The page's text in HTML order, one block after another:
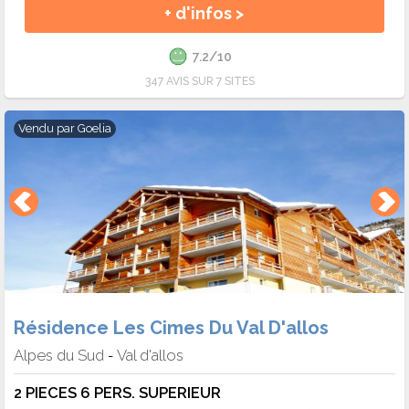
de vacances au ski à Val d’Allos ?
Dedécembreà avril, les conditions de ski sont idéales. Le
soleil méditerranéen illumine les paysages enneigés, créant un
contraste unique entre lumière et blancheur.
particulièrement agréable pour ses journées longues et
douces.
à Val d’Allos avec Ski Express ?
Avec Ski Express, comparez les locations de vacances au ski
à Val d’Allos selon vos envies. Chalets typiques,appartements
au pied des pistesou résidences modernes : le Val d’Allos
offre un cadre parfait pour des vacances d’hiver réussies.
+ d'infos >
7.2/10
347 AVIS SUR 7 SITES
Vendu par Goelia
Résidence Les Cimes Du Val D'allos
Alpes du Sud - Val d'allos
2 PIECES 6 PERS. SUPERIEUR